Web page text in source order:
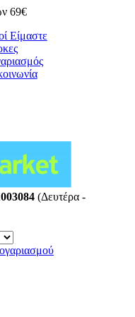
69€
Είμαστε
(Δευτέρα -